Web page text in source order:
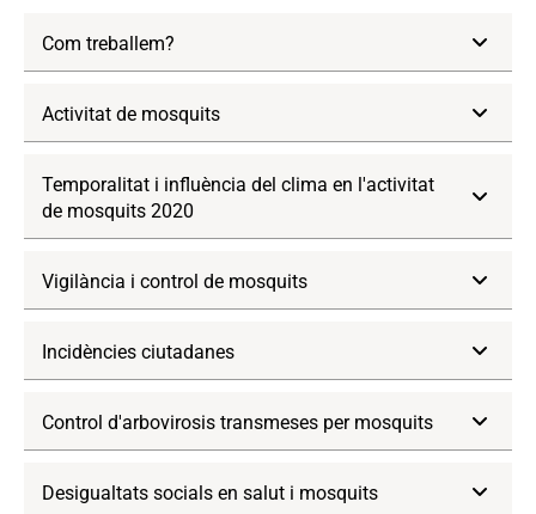
Com treballem?
Activitat de mosquits
Temporalitat i influència del clima en l'activitat
de mosquits 2020
Vigilància i control de mosquits
Incidències ciutadanes
Control d'arbovirosis transmeses per mosquits
Desigualtats socials en salut i mosquits